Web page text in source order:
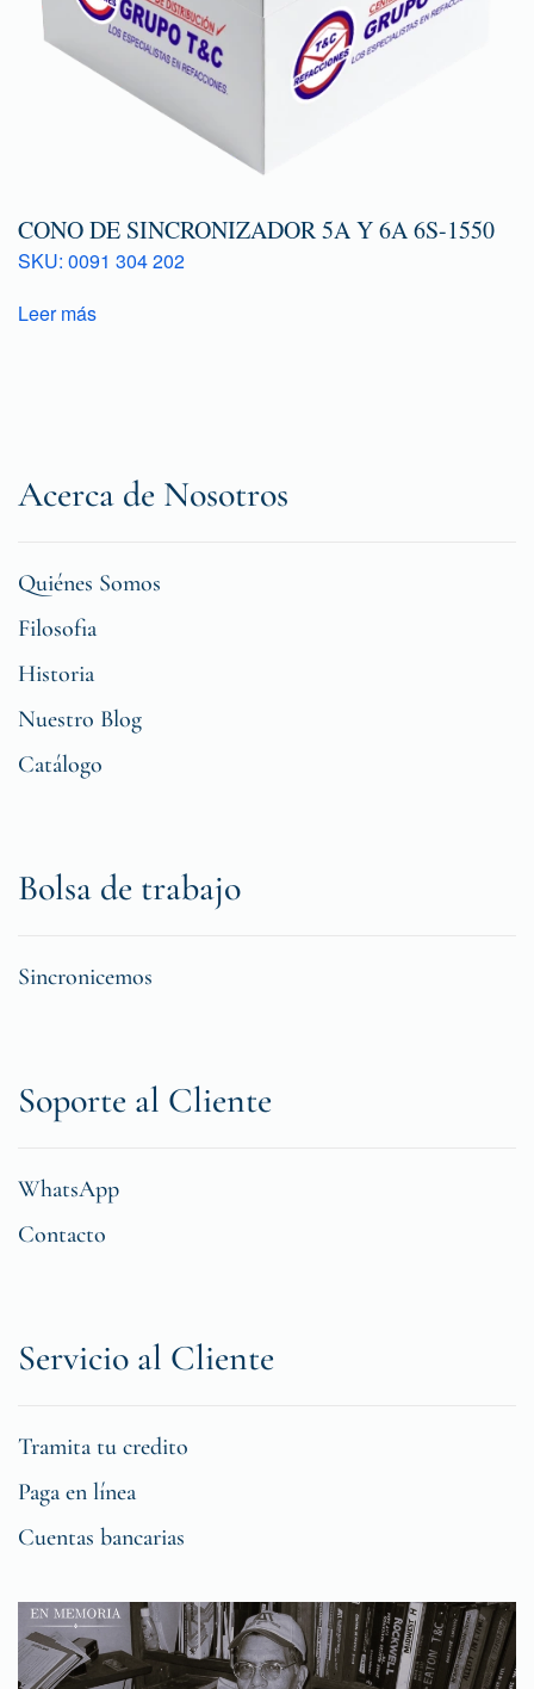
CONO DE SINCRONIZADOR 5A Y 6A 6S-1550
SKU: 0091 304 202
Leer más
Acerca de Nosotros
Quiénes Somos
Filosofia
Historia
Nuestro Blog
Catálogo
Bolsa de trabajo
Sincronicemos
Soporte al Cliente
WhatsApp
Contacto
Servicio al Cliente
Tramita tu credito
Paga en línea
Cuentas bancarias